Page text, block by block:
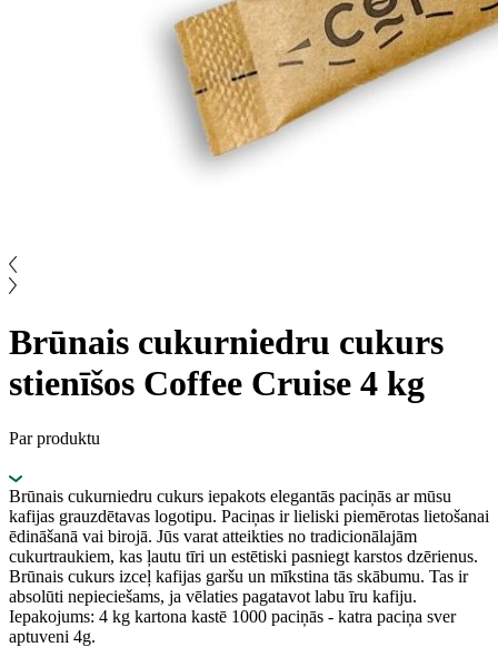
Brūnais cukurniedru cukurs
stienīšos Coffee Cruise 4 kg
Par produktu
Brūnais cukurniedru cukurs iepakots elegantās paciņās ar mūsu
kafijas grauzdētavas logotipu. Paciņas ir lieliski piemērotas lietošanai
ēdināšanā vai birojā. Jūs varat atteikties no tradicionālajām
cukurtraukiem, kas ļautu tīri un estētiski pasniegt karstos dzērienus.
Brūnais cukurs izceļ kafijas garšu un mīkstina tās skābumu. Tas ir
absolūti nepieciešams, ja vēlaties pagatavot labu īru kafiju.
Iepakojums: 4 kg kartona kastē 1000 paciņās - katra paciņa sver
aptuveni 4g.